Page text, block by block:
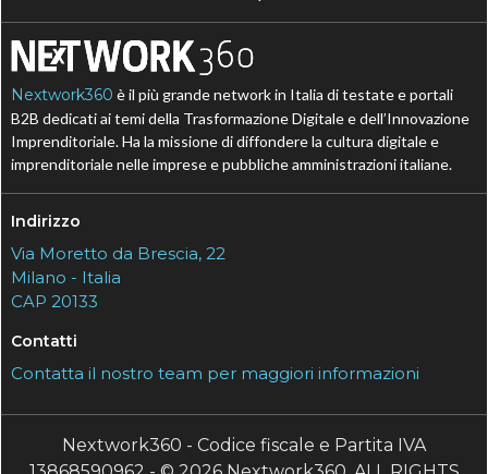
Nextwork360 è il più grande network in Italia di testate e portali
B2B dedicati ai temi della Trasformazione Digitale e dell’Innovazione
Imprenditoriale. Ha la missione di diffondere la cultura digitale e
imprenditoriale nelle imprese e pubbliche amministrazioni italiane.
Indirizzo
Via Moretto da Brescia, 22
Milano - Italia
CAP 20133
Contatti
Contatta il nostro team per maggiori informazioni
Nextwork360 - Codice fiscale e Partita IVA